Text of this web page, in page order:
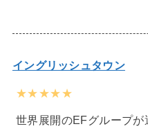
イングリッシュタウン
★★★★★
世界展開のEFグループ